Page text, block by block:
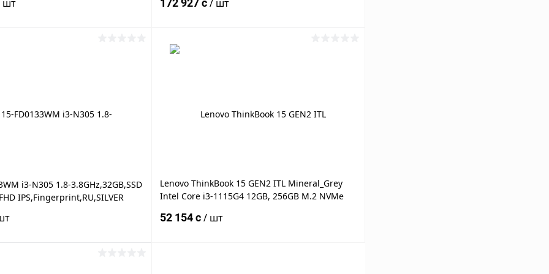
NVMe M.2, NVIDIA GeForce
шт 172 927 c/ шт
i3-N305 1.8-3.8GHz,32GB,SSD
IPS,Fingerprint,RU,SILVER
Lenovo ThinkBook 15 GEN2 ITL Mineral_Grey
Intel Core i3-1115G4 12GB, 256GB M.2 NVMe
FULL HD WiFi, BT, Cam, DOS, Eng-Rus
52 154 c/ шт